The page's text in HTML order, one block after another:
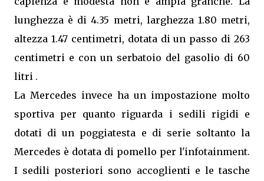
lunghezza è di 4.35 metri, larghezza 1.80 metri,
altezza 1.47 centimetri, dotata di un passo di 263
centimetri e con un serbatoio del gasolio di 60
litri .
La Mercedes invece ha un impostazione molto
sportiva per quanto riguarda i sedili rigidi e
dotati di un poggiatesta e di serie soltanto la
Mercedes è dotata di pomello per l'infotainment.
I sedili posteriori sono accoglienti e le tasche